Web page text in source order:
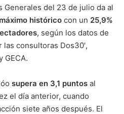
Generales del 23 de julio da al
máximo histórico con un 25,9%
, según los datos de
consultoras Dos30′,
GECA.
supera en 3,1 puntos al
el día anterior, cuando
siete años después. El